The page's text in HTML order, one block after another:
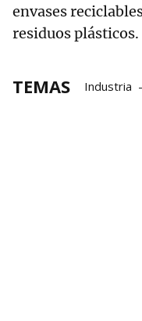
envases
residuos plásticos.
TEMAS Industria